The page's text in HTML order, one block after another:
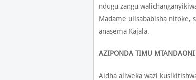
ndugu zangu
Madame ulisababisha nitoke,
anasema Kajala.
AZIPONDA TIMU MTANDAONI
Aidha aliweka wazi